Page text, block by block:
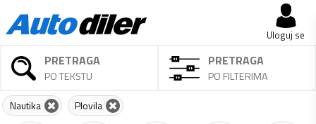
Uloguj se
PRETRAGA
PO TEKSTU
PRETRAGA
PO FILTERIMA
Nautika Plovila